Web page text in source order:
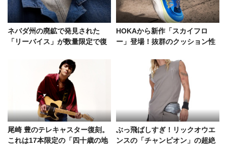
ネバダ州の廃鉱で発見された
「リーバイス」が数量限定で復
HOKAから新作「スカイフロ
ー」登場！抜群のクッション性
尾崎 豊のテレキャスター復刻。
これは17本限定の「四十歳の地
ぶっ飛ばしすぎ！リックオウエ
ンスの「チャンピオン」の超絶